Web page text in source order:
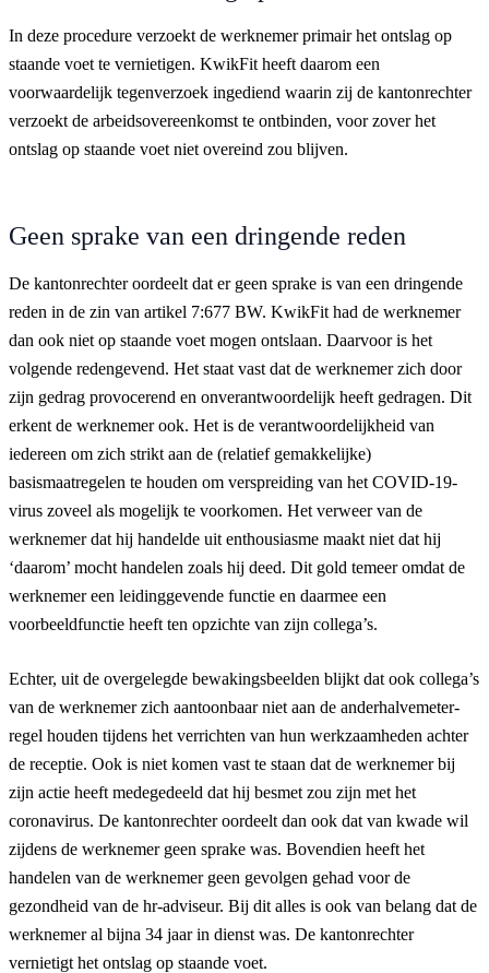
In deze procedure verzoekt de werknemer primair het ontslag op
staande voet te vernietigen. KwikFit heeft daarom een
voorwaardelijk tegenverzoek ingediend waarin zij de kantonrechter
verzoekt de arbeidsovereenkomst te ontbinden, voor zover het
ontslag op staande voet niet overeind zou blijven.
Geen sprake van een dringende reden
De kantonrechter oordeelt dat er geen sprake is van een dringende
reden in de zin van artikel 7:677 BW. KwikFit had de werknemer
dan ook niet op staande voet mogen ontslaan. Daarvoor is het
volgende redengevend. Het staat vast dat de werknemer zich door
zijn gedrag provocerend en onverantwoordelijk heeft gedragen. Dit
erkent de werknemer ook. Het is de verantwoordelijkheid van
iedereen om zich strikt aan de (relatief gemakkelijke)
basismaatregelen te houden om verspreiding van het COVID-19-
virus zoveel als mogelijk te voorkomen. Het verweer van de
werknemer dat hij handelde uit enthousiasme maakt niet dat hij
‘daarom’ mocht handelen zoals hij deed. Dit gold temeer omdat de
werknemer een leidinggevende functie en daarmee een
voorbeeldfunctie heeft ten opzichte van zijn collega’s.
Echter, uit de overgelegde bewakingsbeelden blijkt dat ook collega’s
van de werknemer zich aantoonbaar niet aan de anderhalvemeter-
regel houden tijdens het verrichten van hun werkzaamheden achter
de receptie. Ook is niet komen vast te staan dat de werknemer bij
zijn actie heeft medegedeeld dat hij besmet zou zijn met het
coronavirus. De kantonrechter oordeelt dan ook dat van kwade wil
zijdens de werknemer geen sprake was. Bovendien heeft het
handelen van de werknemer geen gevolgen gehad voor de
gezondheid van de hr-adviseur. Bij dit alles is ook van belang dat de
werknemer al bijna 34 jaar in dienst was. De kantonrechter
vernietigt het ontslag op staande voet.